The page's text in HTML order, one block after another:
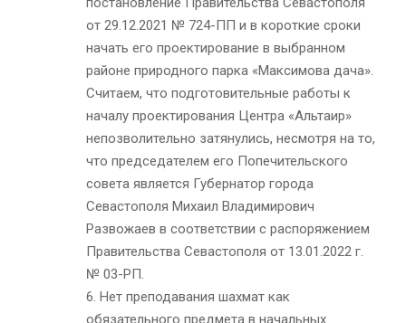
от 29.12.2021 № 724-ПП и в короткие сроки
начать его проектирование в выбранном
районе природного парка «Максимова дача».
Считаем, что подготовительные работы к
началу проектирования Центра «Альтаир»
непозволительно затянулись, несмотря на то,
что председателем его Попечительского
совета является Губернатор города
Севастополя Михаил Владимирович
Развожаев в соответствии с распоряжением
Правительства Севастополя от 13.01.2022 г.
№ 03-РП.
6. Нет преподавания шахмат как
обязательного предмета в начальных